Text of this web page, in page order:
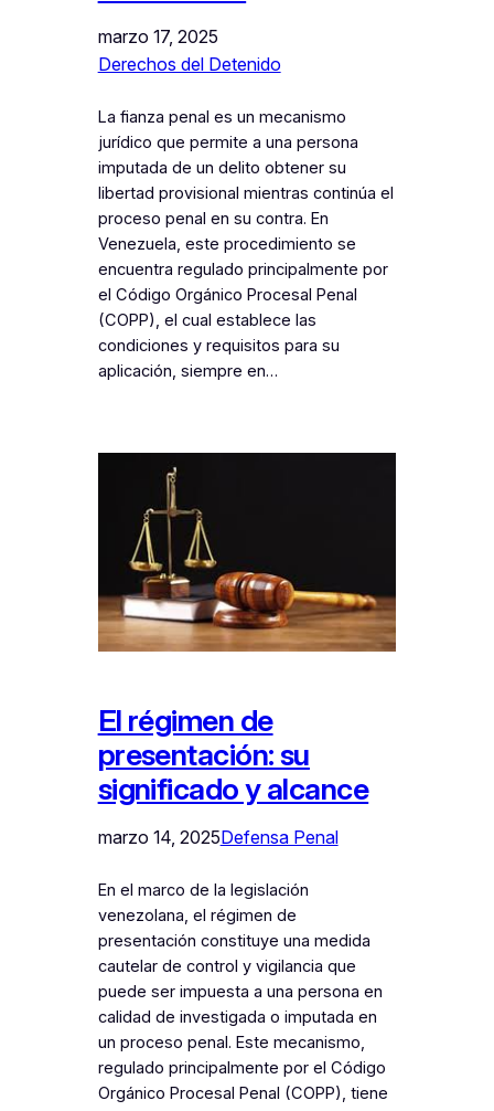
marzo 17, 2025
Derechos del Detenido
La fianza penal es un mecanismo
jurídico que permite a una persona
imputada de un delito obtener su
libertad provisional mientras continúa el
proceso penal en su contra. En
Venezuela, este procedimiento se
encuentra regulado principalmente por
el Código Orgánico Procesal Penal
(COPP), el cual establece las
condiciones y requisitos para su
aplicación, siempre en…
El régimen de
presentación: su
significado y alcance
marzo 14, 2025Defensa Penal
En el marco de la legislación
venezolana, el régimen de
presentación constituye una medida
cautelar de control y vigilancia que
puede ser impuesta a una persona en
calidad de investigada o imputada en
un proceso penal. Este mecanismo,
regulado principalmente por el Código
Orgánico Procesal Penal (COPP), tiene